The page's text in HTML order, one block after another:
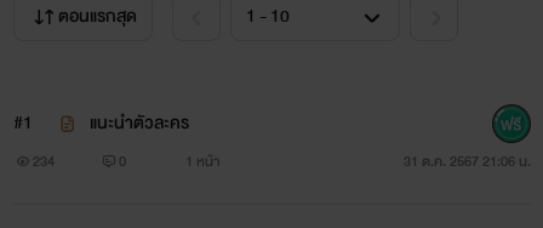
ตอนแรกสุด
#1 แนะนำตัวละคร
234 0 1 หน้า 31 ต.ค. 2567 21:06 น.